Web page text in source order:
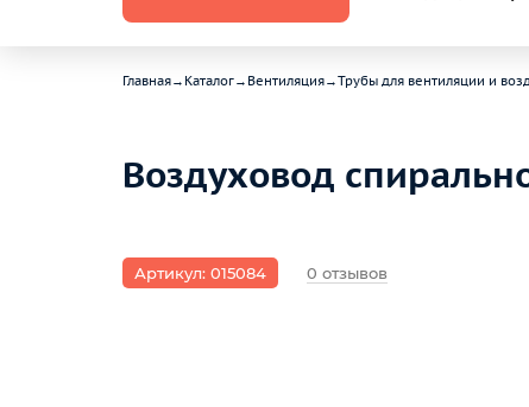
Главная→ Каталог→ Вентиляция→Трубы для вентиляции и
Воздуховод
Артикул: 015084 0 отзывов